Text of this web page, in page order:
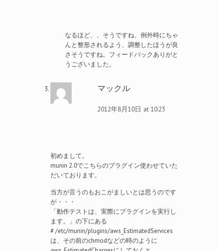
なるほど、、そうですね、例外時にちゃ
んと整形されるよう、調整したほうが良
さそうですね。フィードバックありがと
うございました。
マックル
2012年8月10日 at 10:23
初めまして。
munin 2.0でこちらのプラグイン使わせていた
だいております。
当方が言うのもおこがましいとは思うのです
が・・・
「動作テストは、実際にプラグインを実行し
ます。」の下にある
# /etc/munin/plugins/aws_EstimatedServices
は、その前のchmodなどの時のように